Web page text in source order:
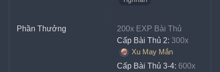
Phần Thưởng
200x EXP Bài Thủ
Cấp Bài Thủ 2: 300x
Xu May Mắn
Cấp Bài Thủ 3-4: 600x